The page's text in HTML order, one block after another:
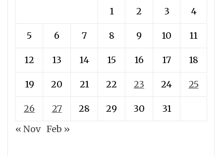
1 2 3 4
5 6 7 8 9 10 11
12 13 14 15 16 17 18
19 20 21 22 23 24 25
26 27 28 29 30
31
« Nov Feb »